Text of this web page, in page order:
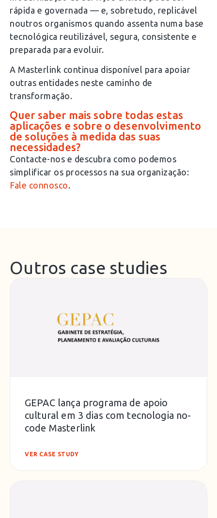
rápida e governada — e, sobretudo, replicável
noutros organismos quando assenta numa base
tecnológica reutilizável, segura, consistente e
preparada para evoluir.
A Masterlink continua disponível para apoiar
outras entidades neste caminho de
transformação.
Quer saber mais sobre todas estas
aplicações e sobre o desenvolvimento
de soluções à medida das suas
necessidades?
Contacte-nos e descubra como podemos
simplificar os processos na sua organização:
Fale connosco.
Outros case studies
GEPAC lança programa de apoio
cultural em 3 dias com tecnologia no-
code Masterlink
VER CASE STUDY